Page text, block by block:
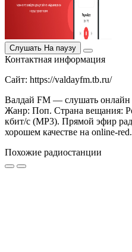
Слушать На паузу
Контактная информация
Сайт: https://valdayfm.tb.ru/
Валдай FM — слушать онлайн
Жанр: Поп. Страна вещания:
кбит/с (MP3). Прямой эфир
хорошем качестве на online-
Похожие радиостанции